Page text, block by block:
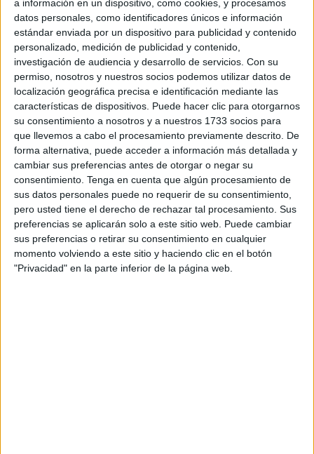
a información en un dispositivo, como cookies, y procesamos
datos personales, como identificadores únicos e información
estándar enviada por un dispositivo para publicidad y contenido
personalizado, medición de publicidad y contenido,
investigación de audiencia y desarrollo de servicios. Con su
permiso, nosotros y nuestros socios podemos utilizar datos de
localización geográfica precisa e identificación mediante las
características de dispositivos. Puede hacer clic para otorgarnos
su consentimiento a nosotros y a nuestros 1733 socios para
que llevemos a cabo el procesamiento previamente descrito. De
forma alternativa, puede acceder a información más detallada y
cambiar sus preferencias antes de otorgar o negar su
consentimiento. Tenga en cuenta que algún procesamiento de
sus datos personales puede no requerir de su consentimiento,
pero usted tiene el derecho de rechazar tal procesamiento. Sus
preferencias se aplicarán solo a este sitio web. Puede cambiar
sus preferencias o retirar su consentimiento en cualquier
momento volviendo a este sitio y haciendo clic en el botón
"Privacidad" en la parte inferior de la página web.
alternativas. La joven, con la que llevaba poco tiempo
casado y que le iba a dar el primer hijo en común, no se lo
creyó como el resto de familiares. El sábado 27 de
noviembre, la Salvamar Atria trasladaba su cadáver al
muelle pesquero tras ser encontrado en las inmediaciones
de Punta Leona, aferrado a una cámara neumática que le
servía de flotador, con un hinchador junto a su boca con el
que pensaba darle aire durante una travesía que nunca
terminó como se había planteado.
Mohamed, cuyos restos descansan en la tumba 4495
del cementerio deSidi Embarek, era electricista. Busra, su
hermana, cuenta a El Faro de Ceuta que no sabía nadar.
Natural de Mekinés, durante año y medio estuvo en Tánger
intentando conseguir un trabajo, pero ninguna de las